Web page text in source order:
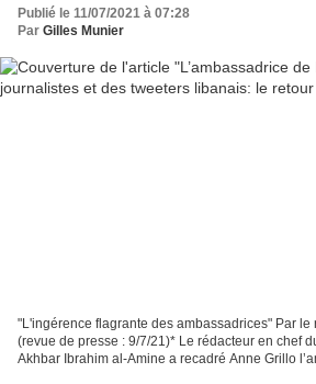
Publié le 11/07/2021 à 07:28
Par Gilles Munier
"L'ingérence flagrante des ambassadrices" Par le
(revue de presse : 9/7/21)* Le rédacteur en chef
Akhbar Ibrahim al-Amine a recadré Anne Grillo